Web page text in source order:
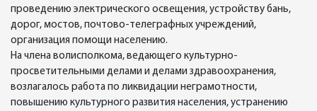
проведению электрического освещения, устройству бань,
дорог, мостов, почтово-телеграфных учреждений,
организация помощи населению.
На члена волисполкома, ведающего культурно-
просветительными делами и делами здравоохранения,
возлагалось работа по ликвидации неграмотности,
повышению культурного развития населения, устранению